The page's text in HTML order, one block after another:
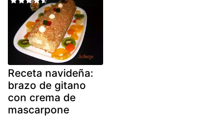
Receta navideña:
brazo de gitano
con crema de
mascarpone